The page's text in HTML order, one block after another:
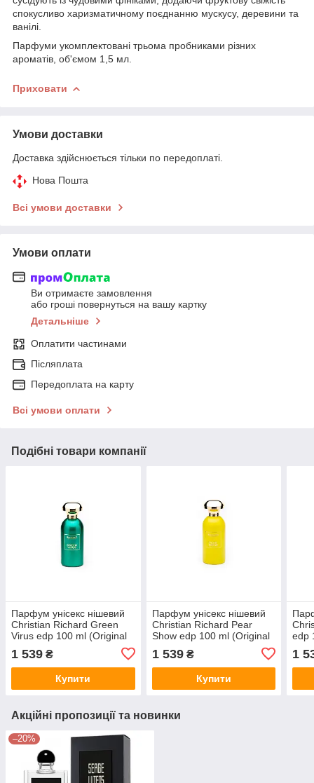
спокусливо харизматичному поєднанню мускусу, деревини та
ванілі.
Парфуми укомплектовані трьома пробниками різних
ароматів, об'ємом 1,5 мл.
Приховати
Умови доставки
Доставка здійснюється тільки по передоплаті.
Нова Пошта
Всі умови доставки
Умови оплати
Ви отримаєте замовлення
або гроші повернуться на вашу картку
Детальніше
Оплатити частинами
Післяплата
Передоплата на карту
Всі умови оплати
Подібні товари компанії
Парфум унісекс нішевий
Christian Richard Green
Virus edp 100 ml (Original
1 539 ₴
Купити
Парфум унісекс нішевий
Christian Richard Pear
Show edp 100 ml (Original
1 539₴
Купити
edp
1
Акційні пропозиції та новинки
–20%